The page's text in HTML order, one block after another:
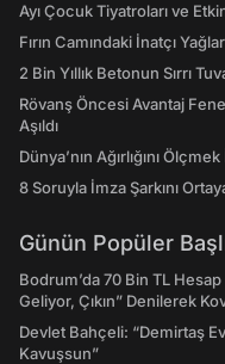
Ayı Çocuk Tiyatroları ve
Fırın Camındaki İnatçı
2 Bin Yıllık Betonun Sırrı
Rövanş Öncesi Avantaj
Aşıldı
Dünya’nın Ağırlığını
8 Soruyla İmza Şarkını
Günün Popüler
Bodrum’da 70 Bin TL
Geliyor, Çıkın” Denilerek
Devlet Bahçeli: “Demirtaş
Kavuşsun”